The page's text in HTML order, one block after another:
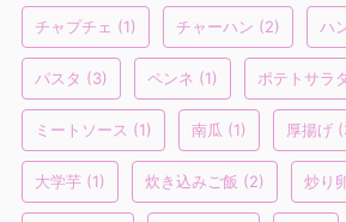
チャプチェ (1) チャーハン (2) ハ
パスタ (3) ペンネ (1) ポテトサラ
ミートソース (1) 南瓜 (1) 厚揚げ
大学芋 (1) 炊き込みご飯 (2) 炒り